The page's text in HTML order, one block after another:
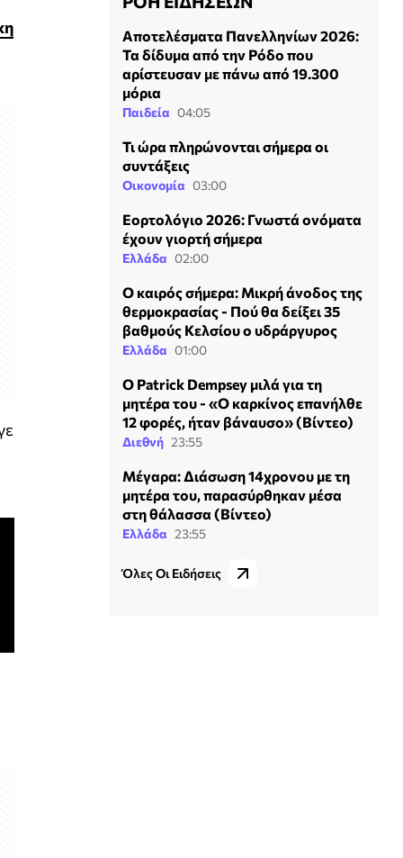
Αποτελέσματα Πανελληνίων 2026:
Τα δίδυμα από την Ρόδο που
αρίστευσαν με πάνω από 19.300
μόρια
Παιδεία 04:05
Τι ώρα πληρώνονται σήμερα οι
συντάξεις
Οικονομία 03:00
Εορτολόγιο 2026: Γνωστά ονόματα
έχουν γιορτή σήμερα
Ελλάδα 02:00
Ο καιρός σήμερα: Μικρή άνοδος της
θερμοκρασίας - Πού θα δείξει 35
βαθμούς Κελσίου ο υδράργυρος
Ελλάδα 01:00
Ο Patrick Dempsey μιλά για τη
μητέρα του - «Ο καρκίνος επανήλθε
12 φορές, ήταν βάναυσο» (Βίντεο)
Διεθνή 23:55
Μέγαρα: Διάσωση 14χρονου με τη
μητέρα του, παρασύρθηκαν μέσα
στη θάλασσα (Βίντεο)
Ελλάδα 23:55
Όλες Οι Ειδήσεις